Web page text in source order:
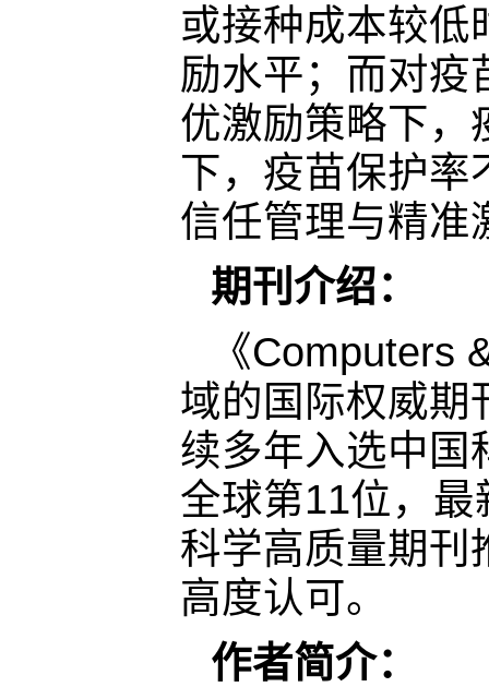
或接种成本较低
励水平；而对疫
优激励策略下，
下，疫苗保护率
信任管理与精准
期刊介绍：
《Computers
域的国际权威期
续多年入选中国
全球第11位，
科学高质量期刊
高度认可。
作者简介：